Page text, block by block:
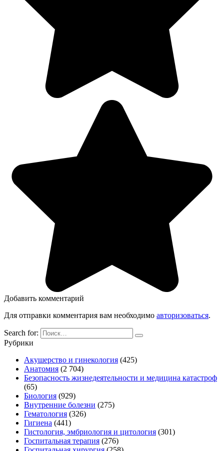
Добавить комментарий
Для отправки комментария вам необходимо авторизоваться.
Search for:
Рубрики
Акушерство и гинекология (425)
Анатомия (2 704)
Безопасность жизнедеятельности и медицина катастроф
(65)
Биология (929)
Внутренние болезни (275)
Гематология (326)
Гигиена (441)
Гистология, эмбриология и цитология (301)
Госпитальная терапия (276)